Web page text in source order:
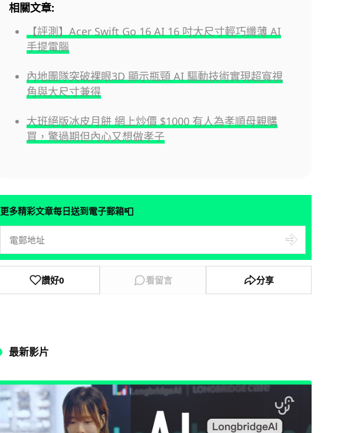
相關文章:
【評測】Acer Swift Go 16 AI 16 吋大尺寸輕巧纖薄 AI
手提電腦
內地團隊突破裸眼3D 顯示瓶頸 AI 驅動技術實現超寬視
角與大尺寸兼得
大班絕版冰皮月餅 網上炒價 $1000 有人為孝順母親購
買，驚過期但內心又想做孝子
更多精彩文章每日送到電子郵箱📮
讚好0 看留言 分享
最新影片